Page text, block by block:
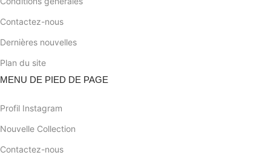
Contactez-nous
Dernières nouvelles
Plan du site
MENU DE PIED DE PAGE
Profil Instagram
Nouvelle Collection
Contactez-nous